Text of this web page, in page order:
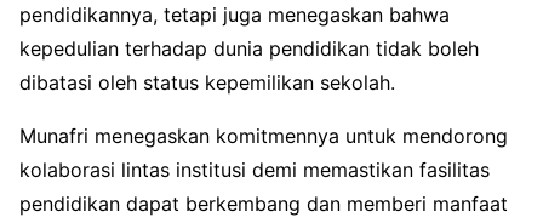
pendidikannya, tetapi juga menegaskan bahwa
kepedulian terhadap dunia pendidikan tidak boleh
dibatasi oleh status kepemilikan sekolah.
Munafri menegaskan komitmennya untuk mendorong
kolaborasi lintas institusi demi memastikan fasilitas
pendidikan dapat berkembang dan memberi manfaat